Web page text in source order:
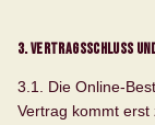
3. Vertragsschluss
3.1. Die Online-
Vertrag kommt erst